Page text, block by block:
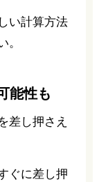
い計算方法
。
能性も
差し押さえ
ぐに差し押